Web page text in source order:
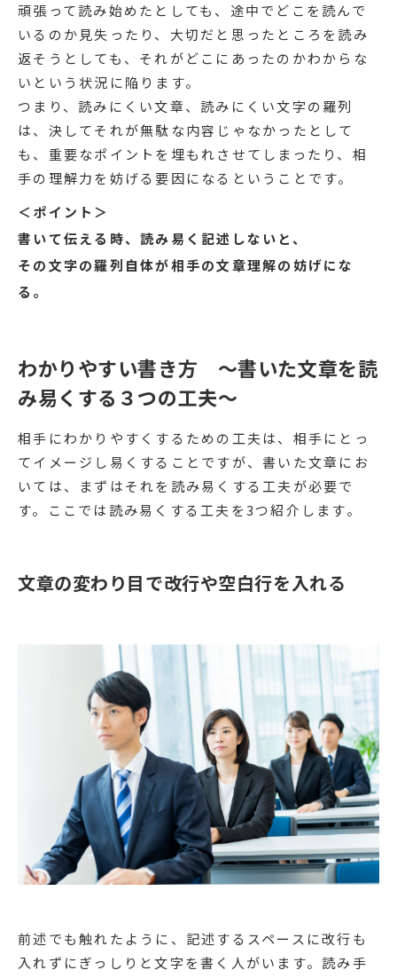
頑張って読み始めたとしても、途中でどこを読んで
いるのか見失ったり、大切だと思ったところを読み
返そうとしても、それがどこにあったのかわからな
いという状況に陥ります。
つまり、読みにくい文章、読みにくい文字の羅列
は、決してそれが無駄な内容じゃなかったとして
も、重要なポイントを埋もれさせてしまったり、相
手の理解力を妨げる要因になるということです。
＜ポイント＞
書いて伝える時、読み易く記述しないと、
その文字の羅列自体が相手の文章理解の妨げにな
る。
わかりやすい書き方 〜書いた文章を読
み易くする３つの工夫〜
相手にわかりやすくするための工夫は、相手にとっ
てイメージし易くすることですが、書いた文章にお
いては、まずはそれを読み易くする工夫が必要で
す。ここでは読み易くする工夫を3つ紹介します。
文章の変わり目で改行や空白行を入れる
前述でも触れたように、記述するスペースに改行も
入れずにぎっしりと文字を書く人がいます。読み手